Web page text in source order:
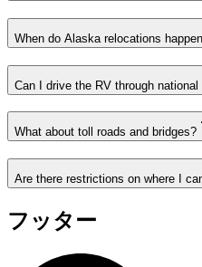
When do Alaska relocations
Can I drive the RV through national
What about toll roads and bridges?
Are there restrictions on where I
フッター